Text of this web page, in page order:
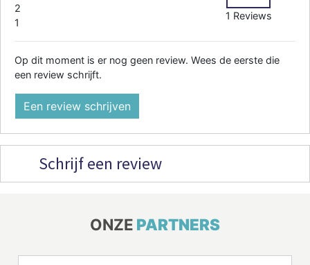
2
1
1 Reviews
Op dit moment is er nog geen review. Wees de eerste die
een review schrijft.
Een review schrijven
Schrijf een review
ONZE PARTNERS